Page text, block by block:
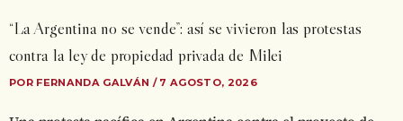
“La Argentina no se vende”: así se vivieron las protestas
contra la ley de propiedad privada de Milei
POR FERNANDA GALVÁN / 7 AGOSTO, 2026